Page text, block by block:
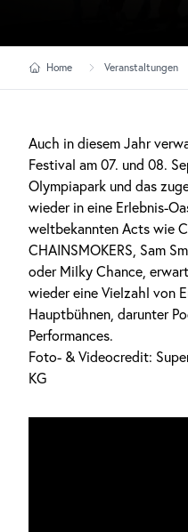
Home Veranstaltungen
Auch in diesem Jahr
Festival am 07. und 08.
Olympiapark und das
wieder in eine Erlebnis-
weltbekannten Acts wie
CHAINSMOKERS, Sam
oder Milky Chance,
wieder eine Vielzahl von
Hauptbühnen, darunter
Performances.
Foto- & Videocredit:
KG